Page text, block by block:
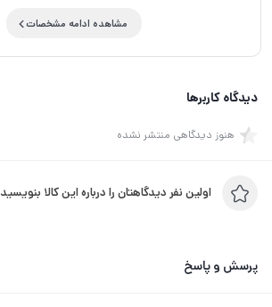
مشاهده ادامه مشخصات
دیدگاه کاربرها
هنوز دیدگاهی منتشر نشده
اولین نفر دیدگاهتان را درباره این کالا بنویسید
پرسش و پاسخ